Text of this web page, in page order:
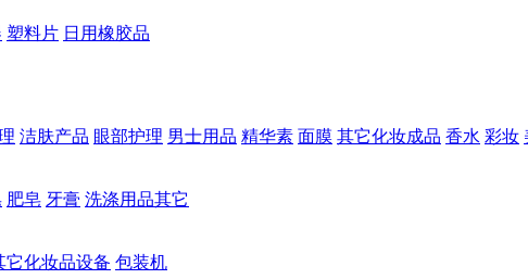
塑料片 日用橡胶品
洁肤产品 眼部护理 男士用品 精华素 面膜 其它化妆成品 香水 彩妆
肥皂 牙膏 洗涤用品其它
它化妆品设备 包装机